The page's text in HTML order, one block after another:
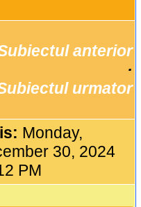
anterior
urmator
Monday,
30, 2024
PM